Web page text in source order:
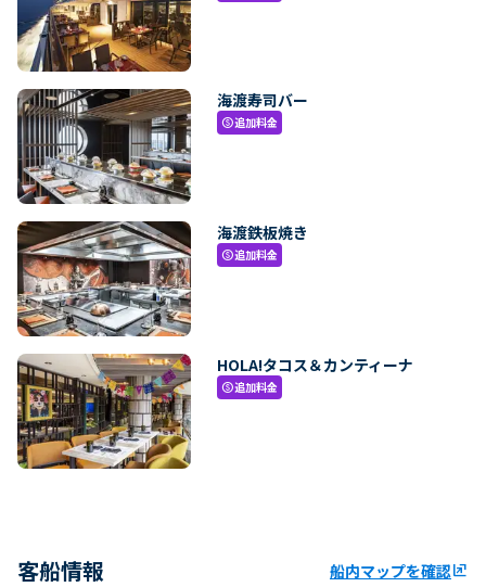
海渡寿司バー
paid追加料金
海渡鉄板焼き
paid追加料金
HOLA!タコス＆カンティーナ
paid追加料金
客船情報 船内マップを確認ungroup